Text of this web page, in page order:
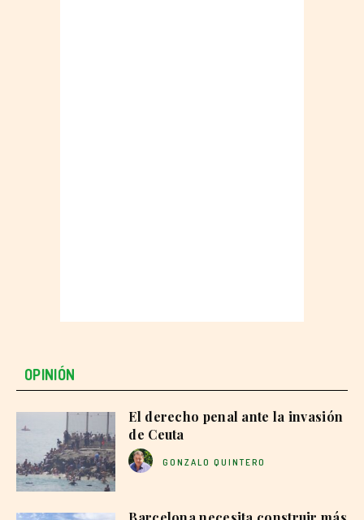
OPINIÓN
El derecho penal ante la invasión
de Ceuta
GONZALO QUINTERO